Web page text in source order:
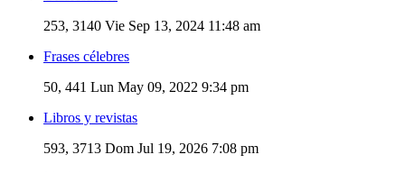
253, 3140 Vie Sep 13, 2024 11:48 am
Frases célebres
50, 441 Lun May 09, 2022 9:34 pm
Libros y revistas
593, 3713 Dom Jul 19, 2026 7:08 pm